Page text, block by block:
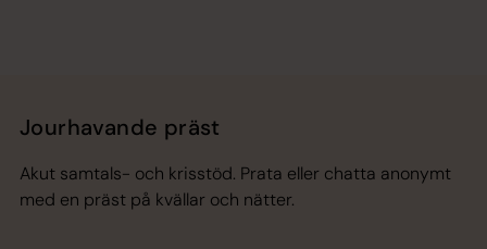
Jourhavande präst
Akut samtals- och krisstöd. Prata eller chatta anonymt
med en präst på kvällar och nätter.